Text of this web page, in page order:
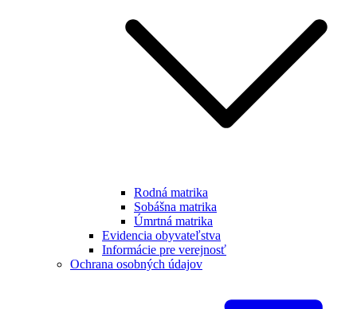
Rodná matrika
Sobášna matrika
Úmrtná matrika
Evidencia obyvateľstva
Informácie pre verejnosť
Ochrana osobných údajov